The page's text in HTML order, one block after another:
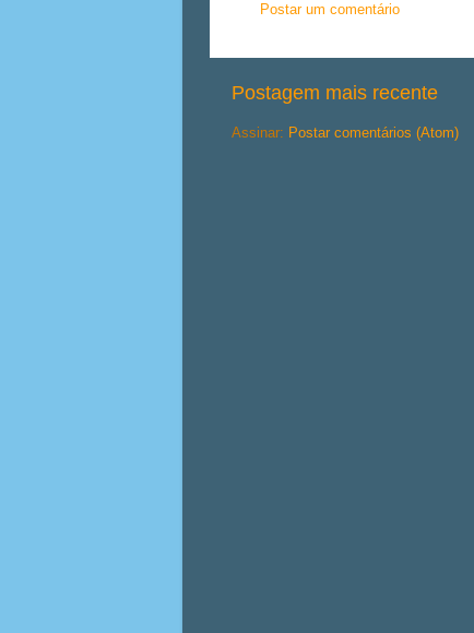
Postar um comentário
Postagem mais recente
Assinar: Postar comentários (Atom)